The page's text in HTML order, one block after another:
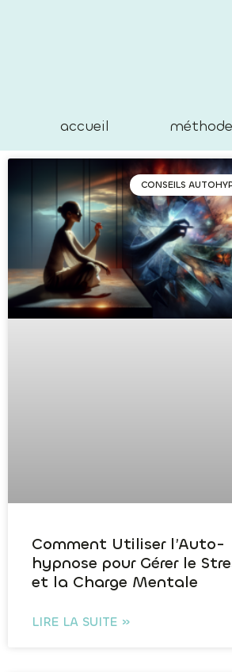
accueil
CONSEILS
Comment Utiliser l’Auto-
hypnose pour Gérer le
et la Charge Mentale
LIRE LA SUITE »